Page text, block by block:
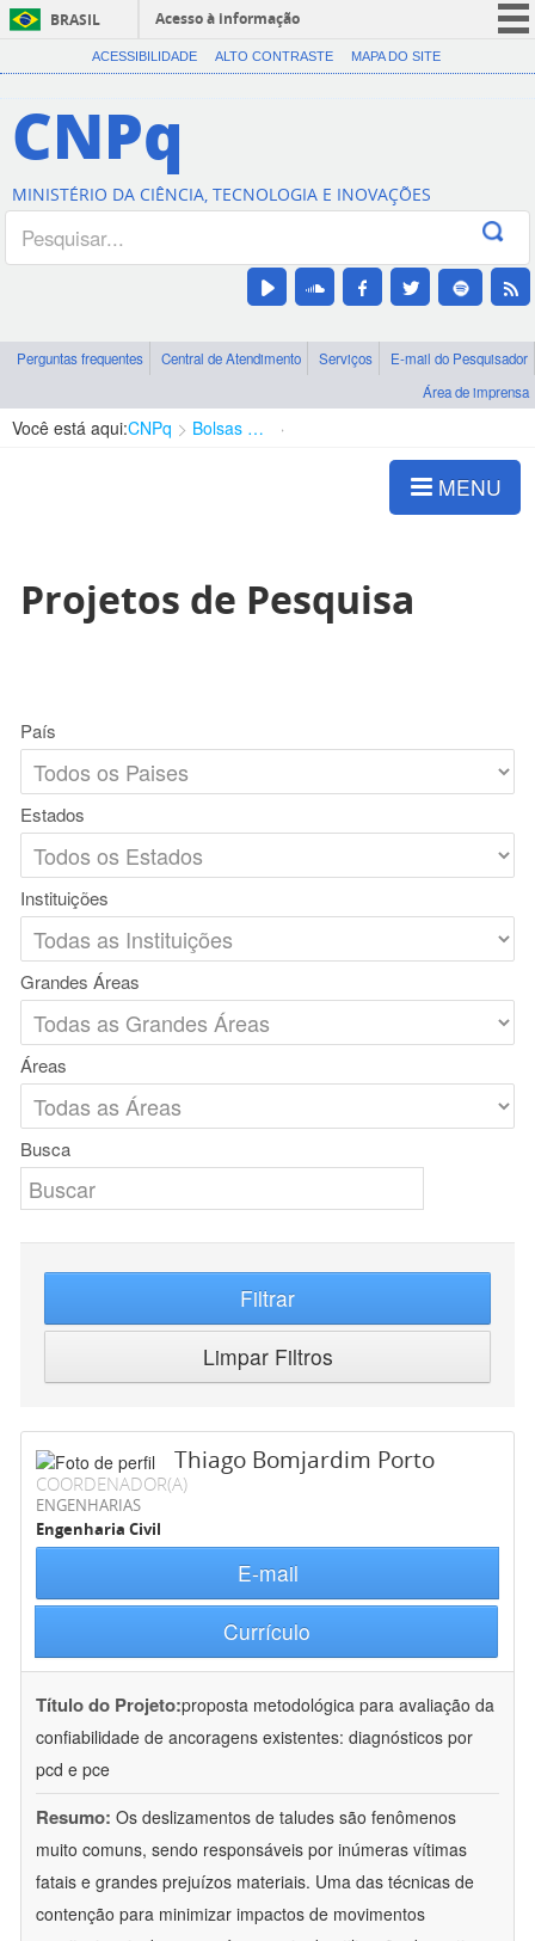
BRASIL
Acesso à informação
CORONAVÍRUS (COVID-19)
Canais
ACESSIBILIDADE ALTO CONTRASTE MAPA DO SITE
CNPq
MINISTÉRIO DA CIÊNCIA, TECNOLOGIA E INOVAÇÕES
Perguntas frequentes Central de Atendimento Serviços
E-mail do Pesquisador
Área de imprensa
Você está aqui:CNPq Bolsas e Auxílios Vigentes
MENU
Projetos de Pesquisa
País
Estados
Instituições
Grandes Áreas
Áreas
Busca
Filtrar
Limpar Filtros
Thiago Bomjardim Porto
COORDENADOR(A)
ENGENHARIAS
Engenharia Civil
E-mail
Currículo
Título do Projeto:proposta metodológica para avaliação da
confiabilidade de ancoragens existentes: diagnósticos por
pcd e pce
Resumo: Os deslizamentos de taludes são fenômenos
muito comuns, sendo responsáveis por inúmeras vítimas
fatais e grandes prejuízos materiais. Uma das técnicas de
contenção para minimizar impactos de movimentos